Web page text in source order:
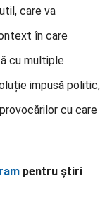
care va
în care
cu multiple
impusă politic,
cu care
pentru știri